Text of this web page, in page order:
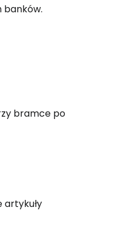
banków.
bramce po
artykuły